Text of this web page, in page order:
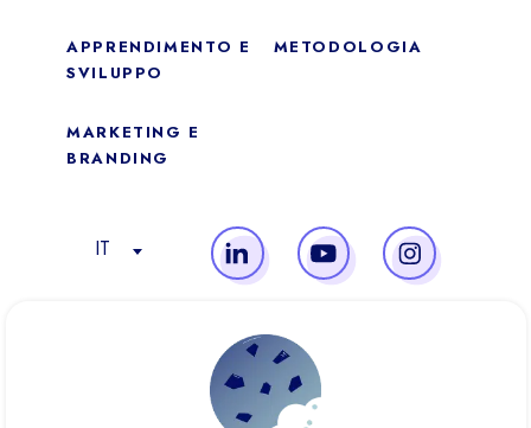
APPRENDIMENTO E
SVILUPPO
MARKETING E
BRANDING
METODOLOGIA
IT
Essentiale
del sito. Non possono essere disabilitati.
Misurazione audience
visitatori e fonti di traffico sul nostro sito (contenuto dei
percorsi, ecc.), di stabilire statistiche al fine di migliorarne la
qualità, l’ergonomia e le prestazioni.